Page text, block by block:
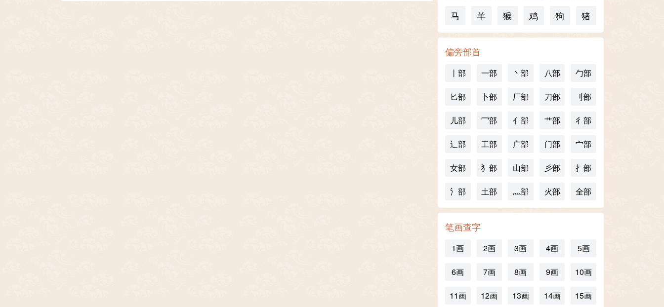
马
羊 猴 鸡 狗 猪
偏旁部首
丨部 一部 丶部 八部 勹部
匕部 卜部 厂部 刀部 刂部
儿部 冖部 亻部 艹部 彳部
辶部 工部 广部 门部 宀部
女部 犭部 山部 彡部 扌部
氵部 土部 灬部 火部 全部
笔画查字
1画 2画 3画 4画 5画
6画 7画 8画 9画 10画
11画 12画 13画 14画 15画